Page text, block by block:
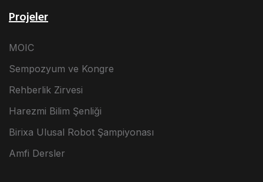
Projeler
MOIC
Sempozyum ve Kongre
Rehberlik Zirvesi
Harezmi Bilim Şenliği
Birixa Ulusal Robot Şampiyonası
Amfi Dersler